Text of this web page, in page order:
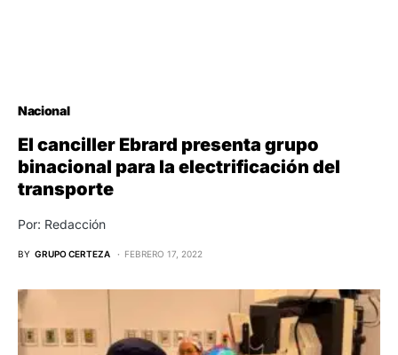
Nacional
El canciller Ebrard presenta grupo
binacional para la electrificación del
transporte
Por: Redacción
BY GRUPO CERTEZA FEBRERO 17, 2022